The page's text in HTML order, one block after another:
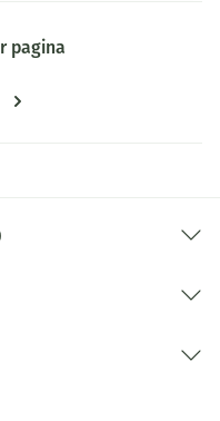
momenteel pagina
pagina